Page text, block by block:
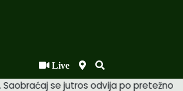
Live
se jutros odvija po